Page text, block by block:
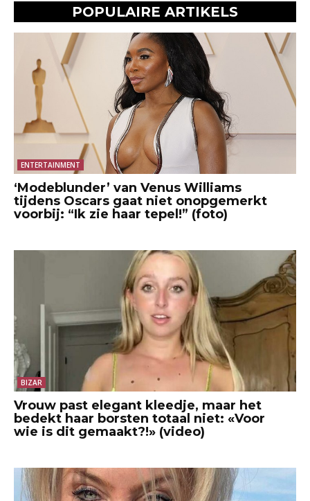
POPULAIRE ARTIKELS
ENTERTAINMENT
‘Modeblunder’ van Venus Williams
tijdens Oscars gaat niet onopgemerkt
voorbij: “Ik zie haar tepel!” (foto)
BIZAR
Vrouw past elegant kleedje, maar het
bedekt haar borsten totaal niet: «Voor
wie is dit gemaakt?!» (video)